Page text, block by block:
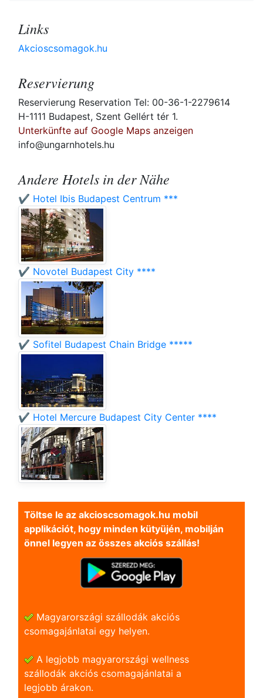
Links
Akcioscsomagok.hu
Reservierung
Reservierung Reservation Tel: 00-36-1-2279614
H-1111 Budapest, Szent Gellért tér 1.
Unterkünfte auf Google Maps anzeigen
info@ungarnhotels.hu
Andere Hotels in der Nähe
✔️ Hotel Ibis Budapest Centrum ***
✔️ Novotel Budapest City ****
✔️ Sofitel Budapest Chain Bridge *****
✔️ Hotel Mercure Budapest City Center ****
Töltse le az akcioscsomagok.hu mobil
applikációt, hogy minden kütyüjén, mobilján
önnel legyen az összes akciós szállás!
Magyarországi szállodák akciós
csomagajánlatai egy helyen.
A legjobb magyarországi wellness
szállodák akciós csomagajánlatai a
legjobb árakon.